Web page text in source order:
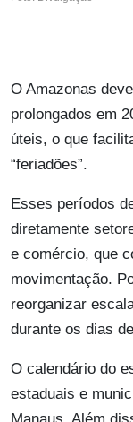
O Amazonas
prolongados em
úteis, o que
“feriadões”.
Esses períodos
diretamente
e comércio, que
movimentação.
reorganizar
durante os dias
O calendário do
estaduais e